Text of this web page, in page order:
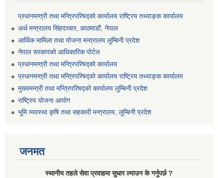
प्रधानमन्त्री तथा मन्त्रिपरिषद्को कार्यालय राष्ट्रिय तथ्याङ्क कार्यालय
अर्थ मन्त्रालय सिंहदरबार, काठमाडौं, नेपाल
आर्थिक मामिला तथा योजना मन्त्रालय लुम्बिनी प्रदेश
नेपाल सरकारको आधिकारिक पोर्टल
प्रधानमन्त्री तथा मन्त्रिपरिषद्को कार्यालय
प्रधानमन्त्री तथा मन्त्रिपरिषद्को कार्यालय राष्ट्रिय तथ्याङ्क कार्यालय
मुख्यमन्त्री तथा मन्त्रिपरिषद्को कार्यालय लुम्बिनी प्रदेश
राष्ट्रिय योजना आयोग
भूमि व्यवस्था कृषि तथा सहकारी मन्त्रालय, लुम्बिनी प्रदेश
जनमत
स्थानीय तहले सेवा प्रवाहमा सुधार ल्याउन के गर्नुपर्छ ?